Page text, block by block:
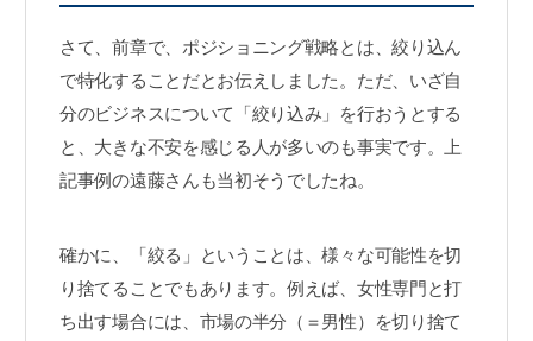
さて、前章で、ポジショニング戦略とは、絞り込ん
で特化することだとお伝えしました。ただ、いざ自
分のビジネスについて「絞り込み」を行おうとする
と、大きな不安を感じる人が多いのも事実です。上
記事例の遠藤さんも当初そうでしたね。
確かに、「絞る」ということは、様々な可能性を切
り捨てることでもあります。例えば、女性専門と打
ち出す場合には、市場の半分（＝男性）を切り捨て